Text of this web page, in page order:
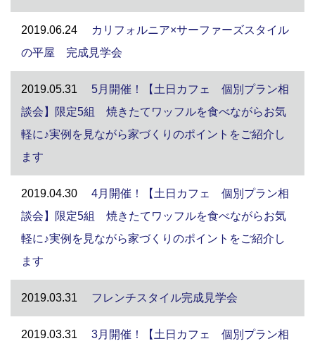
2019.06.24
カリフォルニア×サーファーズスタイル
の平屋 完成見学会
2019.05.31
5月開催！【土日カフェ 個別プラン相
談会】限定5組 焼きたてワッフルを食べながらお気
軽に♪実例を見ながら家づくりのポイントをご紹介し
ます
2019.04.30
4月開催！【土日カフェ 個別プラン相
談会】限定5組 焼きたてワッフルを食べながらお気
軽に♪実例を見ながら家づくりのポイントをご紹介し
ます
2019.03.31 フレンチスタイル完成見学会
2019.03.31
3月開催！【土日カフェ 個別プラン相